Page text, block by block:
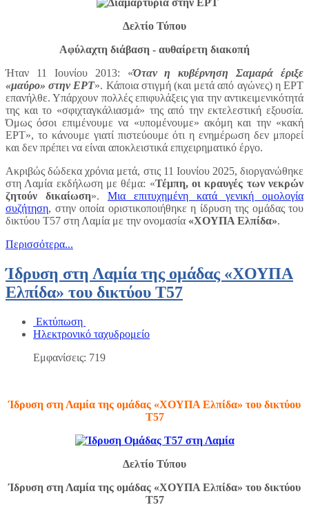
Δελτίο Τύπου
Αφύλαχτη διάβαση - αυθαίρετη διακοπή
Ήταν 11 Ιουνίου 2013: «Όταν η κυβέρνηση Σαμαρά έριξε
«μαύρο» στην ΕΡΤ». Κάποια στιγμή (και μετά από αγώνες) η ΕΡΤ
επανήλθε. Υπάρχουν πολλές επιφυλάξεις για την αντικειμενικότητά
της και το «σφιχταγκάλιασμά» της από την εκτελεστική εξουσία.
Όμως όσοι επιμένουμε να «υπομένουμε» ακόμη και την «κακή
ΕΡΤ», το κάνουμε γιατί πιστεύουμε ότι η ενημέρωση δεν μπορεί
και δεν πρέπει να είναι αποκλειστικά επιχειρηματικό έργο.
Ακριβώς δώδεκα χρόνια μετά, στις 11 Ιουνίου 2025, διοργανώθηκε
στη Λαμία εκδήλωση με θέμα: «Τέμπη, οι κραυγές των νεκρών
ζητούν δικαίωση». Μια επιτυχημένη κατά γενική ομολογία
συζήτηση, στην οποία οριστικοποιήθηκε η ίδρυση της ομάδας του
δικτύου Τ57 στη Λαμία με την ονομασία «ΧΟΥΠΑ Ελπίδα».
Περισσότερα...
Ίδρυση στη Λαμία της ομάδας «ΧΟΥΠΑ
Ελπίδα» του δικτύου Τ57
Εκτύπωση
Ηλεκτρονικό ταχυδρομείο
Εμφανίσεις: 719
Ίδρυση στη Λαμία της ομάδας «ΧΟΥΠΑ Ελπίδα» του δικτύου
Τ57
Δελτίο Τύπου
Ίδρυση στη Λαμία της ομάδας «ΧΟΥΠΑ Ελπίδα» του δικτύου
Τ57